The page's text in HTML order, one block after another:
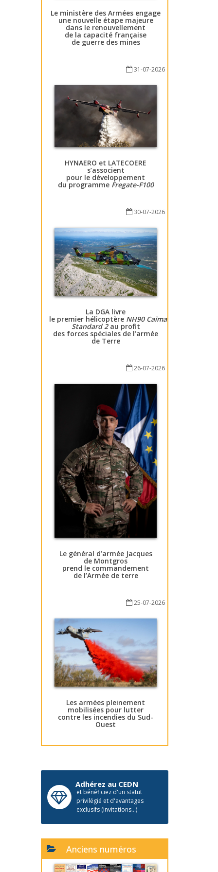
Le ministère des Armées engage
une nouvelle étape majeure
dans le renouvellement
de la capacité française
de guerre des mines
31-07-2026
HYNAERO et LATECOERE
s’associent
pour le développement
du programme Fregate-F100
30-07-2026
La DGA livre
le premier hélicoptère NH90 Caïman
Standard 2au profit
des forces spéciales de l’armée
de Terre
26-07-2026
Le général d’armée Jacques
de Montgros
prend le commandement
de l’Armée de terre
25-07-2026
Les armées pleinement
mobilisées pour lutter
contre les incendies du Sud-
Ouest
Adhérez au CEDN
et bénéficiez d'un statut
privilégié et d'avantages
exclusifs (invitations...)
Anciens numéros